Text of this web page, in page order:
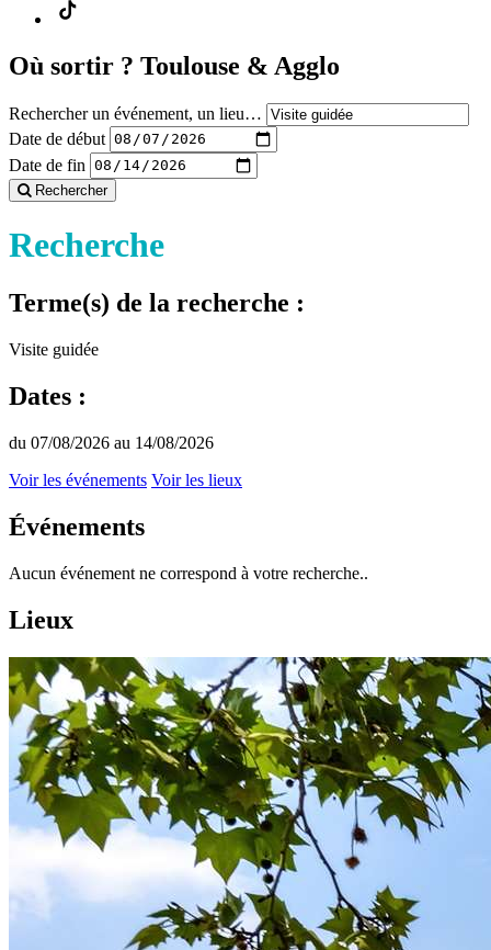
Où sortir ? Toulouse & Agglo
Rechercher un événement, un lieu…
Date de début
Date de fin
Rechercher
Recherche
Terme(s) de la recherche :
Visite guidée
Dates :
du 07/08/2026 au 14/08/2026
Voir les événements Voir les lieux
Événements
Aucun événement ne correspond à votre recherche..
Lieux